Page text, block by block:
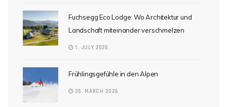
Fuchsegg Eco Lodge: Wo Architektur und
Landschaft miteinander verschmelzen
1. JULY 2026
Frühlingsgefühle in den Alpen
26. MARCH 2026